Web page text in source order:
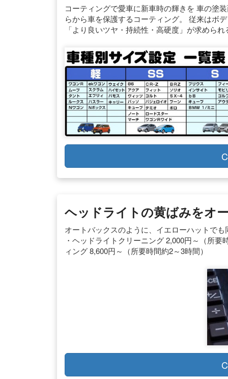
コーティングで愛車に新車時の輝きを 車の塗
らから車を保護するコーティング。 従来はボ
「より良いツヤ・持続性・高硬度」が求めら
ヘッドライトの黄ばみをオ
オートバックスのように、イエローハットで
・ヘッドライトクリーニング 2,000円～（所
ィング 8,600円～（所要時間約2～3時間）